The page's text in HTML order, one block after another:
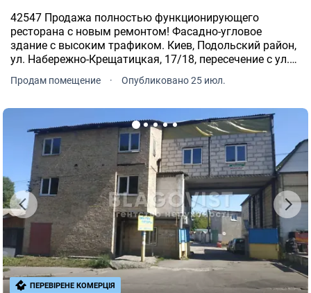
42547 Продажа полностью функционирующего
ресторана с новым ремонтом! Фасадно-угловое
здание с высоким трафиком. Киев, Подольский район,
ул. Набережно-Крещатицкая, 17/18, пересечение с ул.
1913 года постройки из керамического кирпича.
Продам помещение · Опубликовано 25 июл.
ПЕРЕВІРЕНЕ КОМЕРЦІЯ